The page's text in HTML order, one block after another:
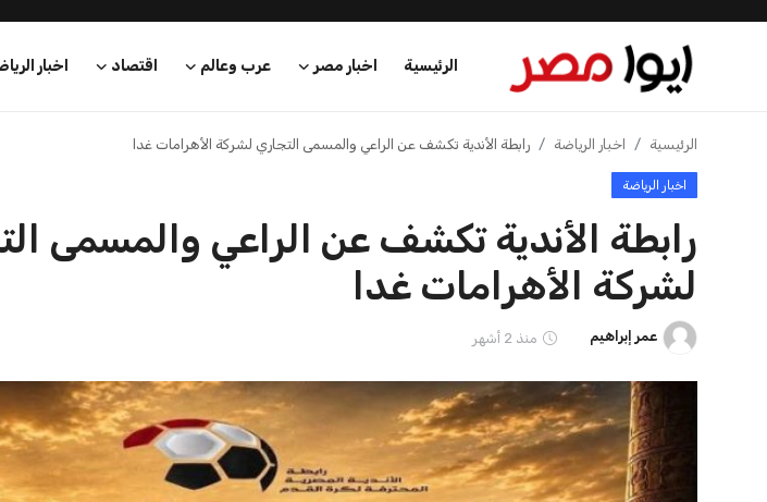
الرئيسية اخبار مصر عرب وعالم اقتصاد اخبار
الرئيسية
اخبار مصر
عرب وعالم
اخبار الرياضة
الرئيسية اخبار الرياضة رابطة الأندية تكشف عن الراعي والمسمى التجاري لشركة الأهرامات غدا
اخبار الرياضة
رابطة الأندية تكشف عن الراعي والمسمى
لشركة الأهرامات غدا
عمر إبراهيم منذ 2 أشهر